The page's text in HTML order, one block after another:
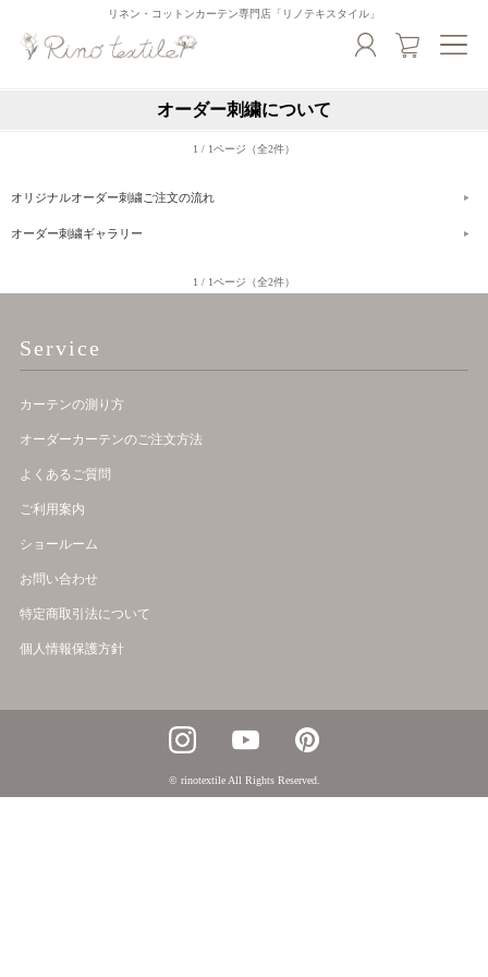
リネン・コットンカーテン専門店「リノテキスタイル」
オーダー刺繍について
1 / 1ページ（全2件）
オリジナルオーダー刺繍ご注文の流れ
オーダー刺繍ギャラリー
1 / 1ページ（全2件）
Service
カーテンの測り方
オーダーカーテンのご注文方法
よくあるご質問
ご利用案内
ショールーム
お問い合わせ
特定商取引法について
個人情報保護方針
© rinotextile All Rights Reserved.